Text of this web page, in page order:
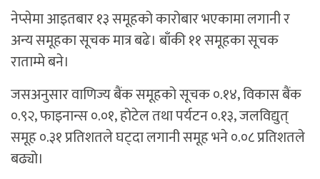
नेप्सेमा आइतबार १३ समूहको कारोबार भएकामा लगानी र
अन्य समूहका सूचक मात्र बढे। बाँकी ११ समूहका सूचक
राताम्मे बने।
जसअनुसार वाणिज्य बैंक समूहको सूचक ०.१४‚ विकास बैंक
०.९२‚ फाइनान्स ०.०१‚ होटेल तथा पर्यटन ०.१३‚ जलविद्युत्
समूह ०.३१ प्रतिशतले घट्दा लगानी समूह भने ०.०८ प्रतिशतले
बढ्यो।